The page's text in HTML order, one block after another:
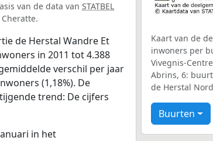
van de data van STATBEL
de Herstal Wandre Et
in 2011 tot 4.388
verschil per jaar
(1,18%). De
trend: De cijfers
in het
Kaart van de
inwoners per
Vivegnis-
Abrins, 6:
de Herstal
Buurten